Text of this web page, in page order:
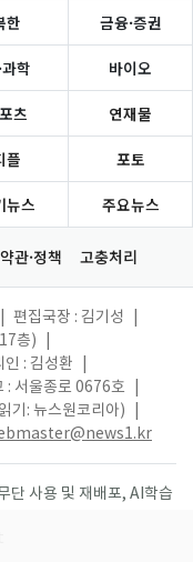
한 금융·증권
학 바이오
츠 연재물
플 포토
뉴스 주요뉴스
관·정책 고충처리
편집국장 : 김기성
층)
: 김성환
: 서울종로 0676호
기: 뉴스원코리아)
사용 및 재배포, AI학습